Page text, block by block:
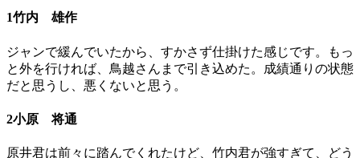
1竹内 雄作
ジャンで緩んでいたから、すかさず仕掛けた感じです。もっ
と外を行ければ、鳥越さんまで引き込めた。成績通りの状態
だと思うし、悪くないと思う。
2小原 将通
原井君は前々に踏んでくれたけど、竹内君が強すぎて、どう